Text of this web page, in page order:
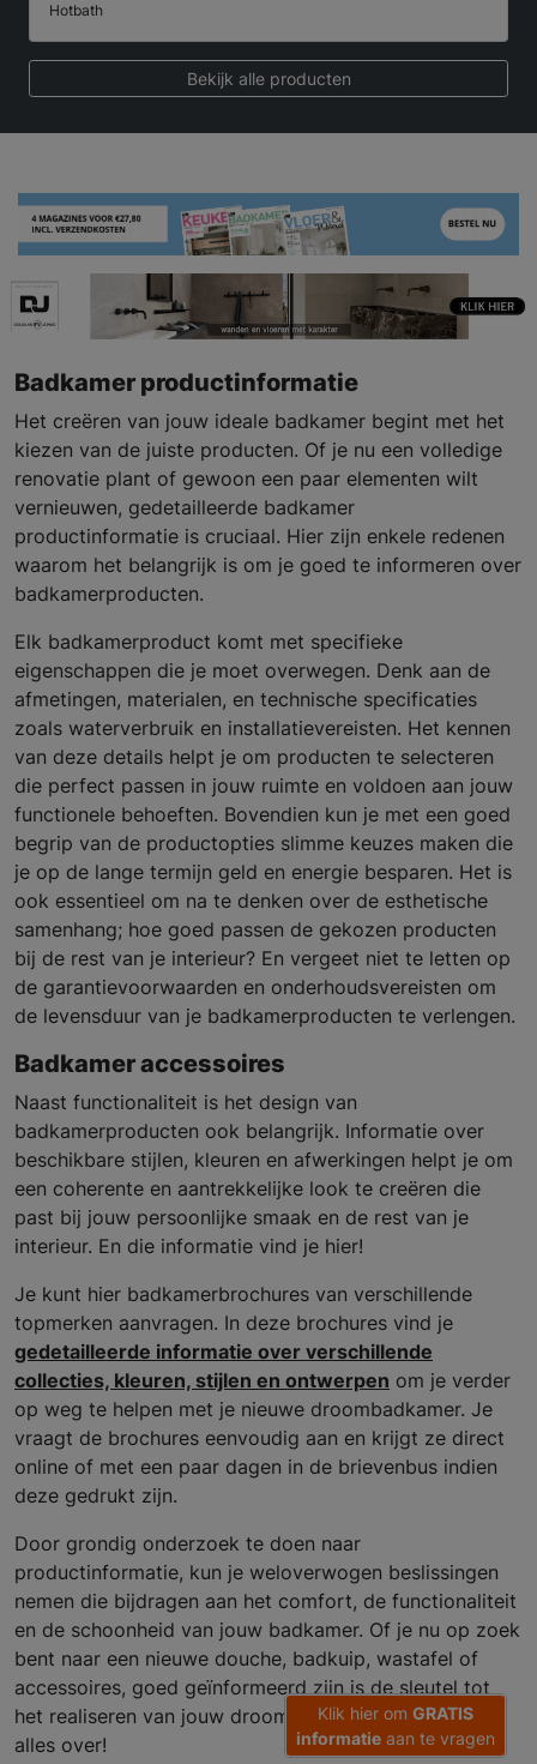
Hotbath
Bekijk alle producten
Badkamer productinformatie
Het creëren van jouw ideale badkamer begint met het
kiezen van de juiste producten. Of je nu een volledige
renovatie plant of gewoon een paar elementen wilt
vernieuwen, gedetailleerde badkamer
productinformatie is cruciaal. Hier zijn enkele redenen
waarom het belangrijk is om je goed te informeren over
badkamerproducten.
Elk badkamerproduct komt met specifieke
eigenschappen die je moet overwegen. Denk aan de
afmetingen, materialen, en technische specificaties
zoals waterverbruik en installatievereisten. Het kennen
van deze details helpt je om producten te selecteren
die perfect passen in jouw ruimte en voldoen aan jouw
functionele behoeften. Bovendien kun je met een goed
begrip van de productopties slimme keuzes maken die
je op de lange termijn geld en energie besparen. Het is
ook essentieel om na te denken over de esthetische
samenhang; hoe goed passen de gekozen producten
bij de rest van je interieur? En vergeet niet te letten op
de garantievoorwaarden en onderhoudsvereisten om
de levensduur van je badkamerproducten te verlengen.
Badkamer accessoires
Naast functionaliteit is het design van
badkamerproducten ook belangrijk. Informatie over
beschikbare stijlen, kleuren en afwerkingen helpt je om
een coherente en aantrekkelijke look te creëren die
past bij jouw persoonlijke smaak en de rest van je
interieur. En die informatie vind je hier!
Je kunt hier badkamerbrochures van verschillende
topmerken aanvragen. In deze brochures vind je
gedetailleerde informatie over verschillende
collecties, kleuren, stijlen en ontwerpen om je verder
op weg te helpen met je nieuwe droombadkamer. Je
vraagt de brochures eenvoudig aan en krijgt ze direct
online of met een paar dagen in de brievenbus indien
deze gedrukt zijn.
Door grondig onderzoek te doen naar
productinformatie, kun je weloverwogen beslissingen
nemen die bijdragen aan het comfort, de functionaliteit
en de schoonheid van jouw badkamer. Of je nu op zoek
bent naar een nieuwe douche, badkuip, wastafel of
accessoires, goed geïnformeerd zijn is de sleutel tot
het realiseren van jouw droombadkamer. Lees er hier
alles over!
Klik hier om GRATIS
informatie aan te vragen